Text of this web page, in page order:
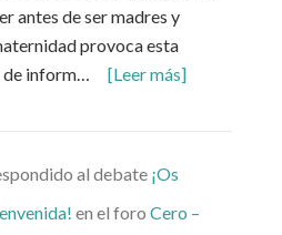
antes de ser madres y
provoca esta
de inform…
[Leer más]
al debate ¡Os
en el foro Cero –